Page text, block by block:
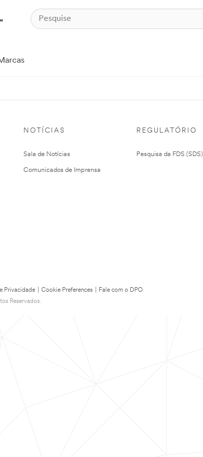
NOTÍCIAS
Sala de Notícias
Comunicados de Imprensa
REGULATÓRIO
Pesquisa da FDS (SDS)
Privacidade Cookie Preferences
Fale com o DPO
Reservados.